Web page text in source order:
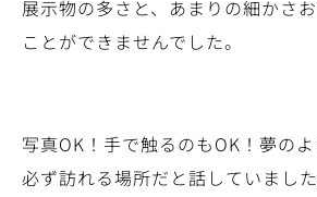
展示物の多さと、あまりの細かさ
ことができませんでした。
写真OK！手で触るのもOK！夢の
必ず訪れる場所だと話していまし